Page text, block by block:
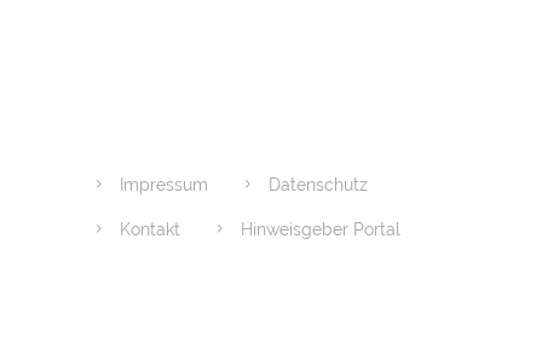
Impressum Datenschutz
Kontakt Hinweisgeber Portal